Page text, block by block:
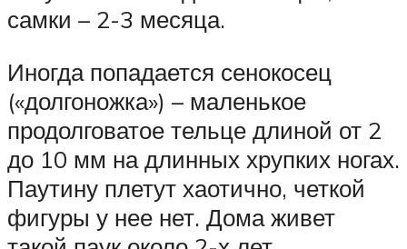
самки – 2-3 месяца.
Иногда попадается сенокосец
(«долгоножка») – маленькое
продолговатое тельце длиной от 2
до 10 мм на длинных хрупких ногах.
Паутину плетут хаотично, четкой
фигуры у нее нет. Дома живет